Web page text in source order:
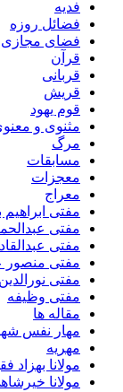
فدیه
فضائل روزه
فضای مجازی
قرآن
قربانی
قریش
قوم یهود
مثنوی و
مرگ
مسابقات
معجزات
معراج
مفتی ابراهیم
مفتی
مفتی
مفتی منصور
مفتی
مفتی وظیفه
مقاله ها
مهار نفس
مهریه
مولانا بهزاد
مولانا